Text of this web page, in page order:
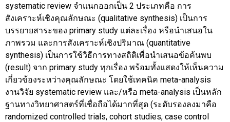
systematic review จำแนกออกเป็น 2 ประเภทคือ การ
สังเคราะห์เชิงคุณลักษณะ (qualitative synthesis) เป็นการ
บรรยายสาระของ primary study แต่ละเรื่อง หรือนำเสนอใน
ภาพรวม และการสังเคราะห์เชิงปริมาณ (quantitative
synthesis) เป็นการใช้วิธีการทางสถิติเพื่อนำเสนอข้อค้นพบ
(result) จาก primary study ทุกเรื่อง พร้อมทั้งแสดงให้เห็นความ
เกี่ยวข้องระหว่างคุณลักษณะ โดยใช้เทคนิค meta-analysis
งานวิจัย systematic review และ/หรือ meta-analysis เป็นหลัก
ฐานทางวิทยาศาสตร์ที่เชื่อถือได้มากที่สุด (ระดับรองลงมาคือ
randomized controlled trials, cohort studies, case control